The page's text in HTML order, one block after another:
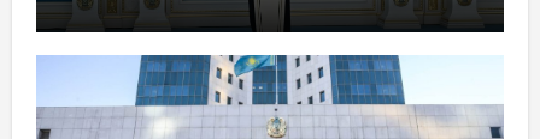
ТОҚАЕВ БІРНЕШЕ ІРІ АВТОЖОЛ
ЖОБАСЫНЫҢ ҚҰРЫЛЫСЫН РЕСМИ
ТҮРДЕ БАСТАП БЕРДІ